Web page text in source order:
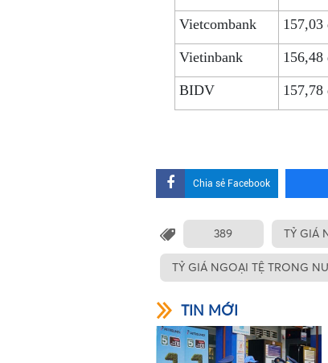
Vietcombank 157,03
Vietinbank 156,48
BIDV 157,78
Chia sẻ Facebook
389 TỶ GIÁ
TỶ GIÁ NGOẠI TỆ TRONG
TIN MỚI